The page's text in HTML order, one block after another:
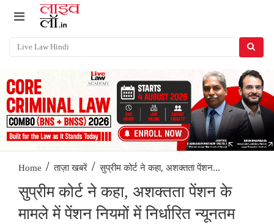
Home / ताज़ा खबरें / सुप्रीम कोर्ट ने कहा, अशक्तता पेंशन...
सुप्रीम कोर्ट ने कहा, अशक्तता पेंशन के
मामले में पेंशन नियमों में निर्धारित न्यूनतम